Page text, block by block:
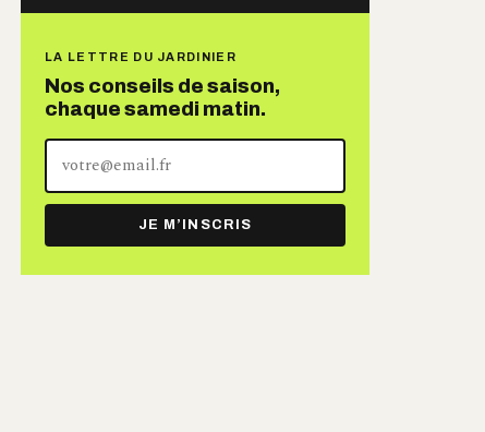
LA LETTRE DU JARDINIER
Nos conseils de saison,
chaque samedi matin.
adresse
mail
JE M’INSCRIS